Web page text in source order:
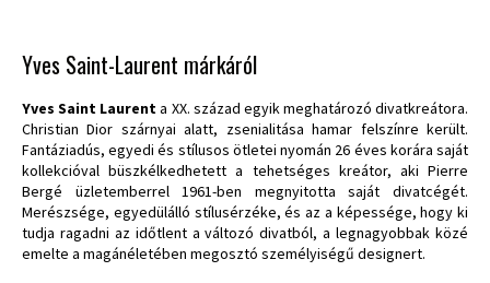
Yves Saint-Laurent márkáról
Yves Saint Laurenta XX. század egyik meghatározó divatkreátora.
Christian Dior szárnyai alatt, zsenialitása hamar felszínre került.
Fantáziadús, egyedi és stílusos ötletei nyomán 26 éves korára saját
kollekcióval büszkélkedhetett a tehetséges kreátor, aki Pierre
Bergé üzletemberrel 1961-ben megnyitotta saját divatcégét.
Merészsége, egyedülálló stílusérzéke, és az a képessége, hogy ki
tudja ragadni az időtlent a változó divatból, a legnagyobbak közé
emelte a magánéletében megosztó személyiségű designert.